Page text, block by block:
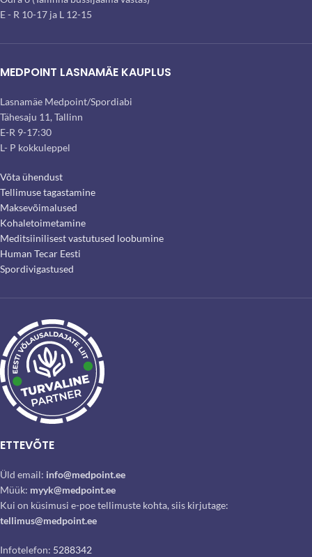
E - R 10-17 ja L 12-15
MEDPOINT LASNAMÄE KAUPLUS
Lasnamäe Medpoint/Spordiabi
Tähesaju 11, Tallinn
E-R 9-17:30
L- P kokkuleppel
Võta ühendust
Tellimuse tagastamine
Maksevõimalused
Kohaletoimetamine
Meditsiinilisest vastutused loobumine
Human Tecar Eesti
Spordivigastused
ETTEVÕTE
Üld email: info@medpoint.ee
Müük: myyk@medpoint.ee
Kui on küsimusi e-poe tellimuste kohta, siis kirjutage:
tellimus@medpoint.ee
Infotelefon: 5288342